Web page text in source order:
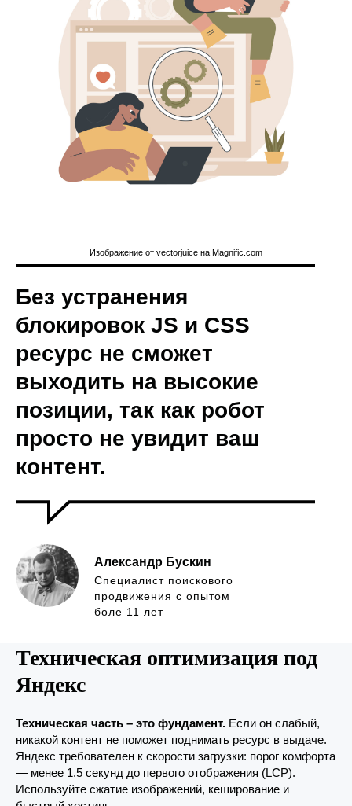
Изображение от vectorjuice на Magnific.com
Без устранения
блокировок JS и CSS
ресурс не сможет
выходить на высокие
позиции, так как робот
просто не увидит ваш
контент.
Александр Бускин
Специалист поискового
продвижения с опытом
боле 11 лет
Техническая оптимизация под
Яндекс
Техническая часть – это фундамент. Если он слабый,
никакой контент не поможет поднимать ресурс в выдаче.
Яндекс требователен к скорости загрузки: порог комфорта
— менее 1.5 секунд до первого отображения (LCP).
Используйте сжатие изображений, кеширование и